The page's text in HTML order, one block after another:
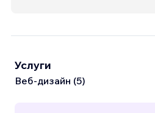
Услуги
Веб-дизайн (5)